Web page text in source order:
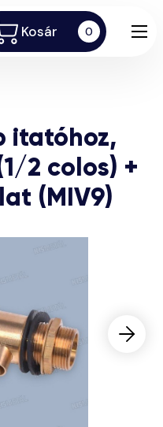
Kosár 0
itatóhoz,
2 colos) +
(MIV9)